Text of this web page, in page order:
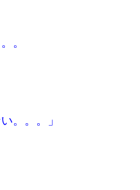
。
。。。」